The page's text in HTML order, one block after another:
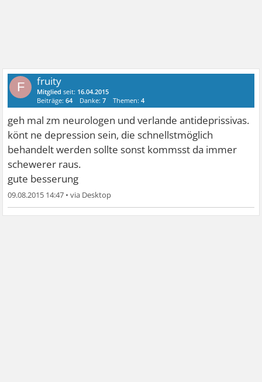
F fruity
Mitglied seit: 16.04.2015
Beiträge:64 Danke:7 Themen:4
geh mal zm neurologen und verlande antideprissivas.
könt ne depression sein, die schnellstmöglich
behandelt werden sollte sonst kommsst da immer
schewerer raus.
gute besserung
09.08.2015 14:47 •